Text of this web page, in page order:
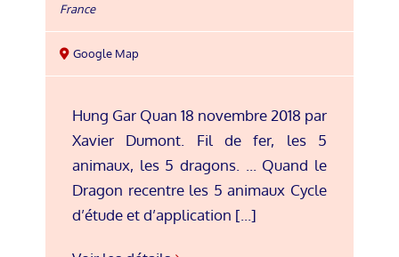
France
Google Map
Hung Gar Quan 18 novembre 2018 par
Xavier Dumont. Fil de fer, les 5
animaux, les 5 dragons. ... Quand le
Dragon recentre les 5 animaux Cycle
d’étude et d’application [...]